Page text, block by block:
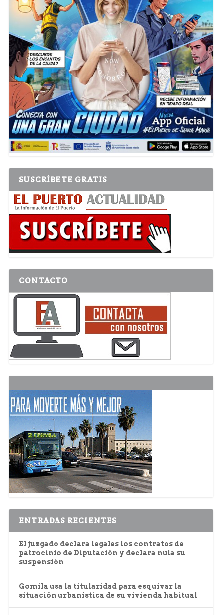
SUSCRÍBETE GRATIS
CONTACTO
ENTRADAS RECIENTES
El juzgado declara legales los contratos de
patrocinio de Diputación y declara nula su
suspensión
Gomila usa la titularidad para esquivar la
situación urbanística de su vivienda habitual